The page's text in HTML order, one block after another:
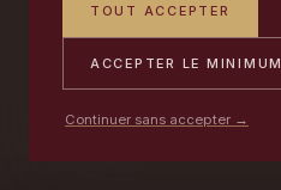
TOUT ACCEPTER
ACCEPTER LE MINIMUM
Continuer sans accepter →